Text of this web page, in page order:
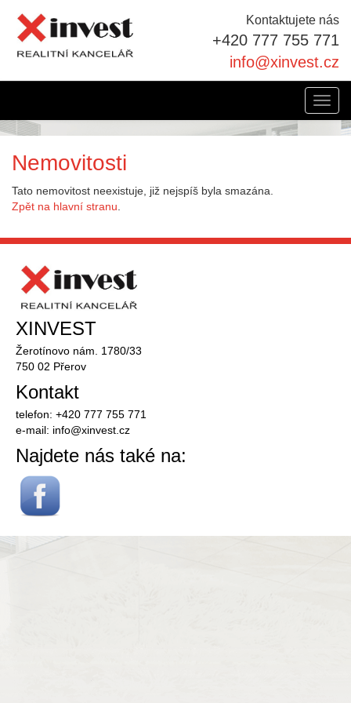
Kontaktujete nás
+420 777 755 771
info@xinvest.cz
Nemovitosti
Tato nemovitost neexistuje, již nejspíš byla smazána.
Zpět na hlavní stranu
XINVEST
Žerotínovo nám. 1780/33
750 02 Přerov
Kontakt
telefon: +420 777 755 771
e-mail: info@xinvest.cz
Najdete nás také na: